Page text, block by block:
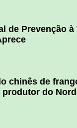
de Prevenção
chinês de
do